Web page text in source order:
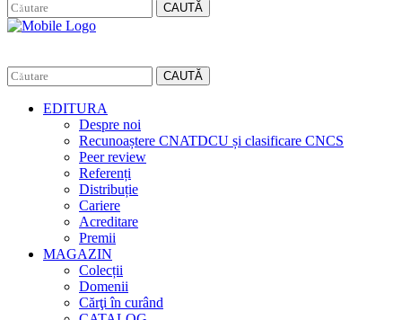
CAUTĂ
CAUTĂ
EDITURA
Despre noi
Recunoaștere CNATDCU și clasificare CNCS
Peer review
Referenți
Distribuție
Cariere
Acreditare
Premii
MAGAZIN
Colecții
Domenii
Cărţi în curând